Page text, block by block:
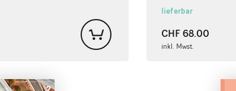
lieferbar
CHF68.00
inkl. Mwst.